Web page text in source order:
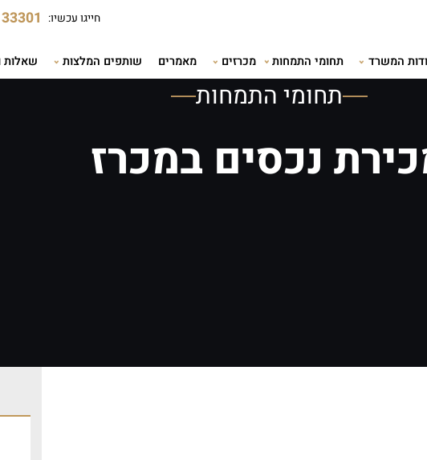
מכרזים מאמרים שותפים המלצות שאלות ותשובות
תחומי התמחות
נכסים במכרז